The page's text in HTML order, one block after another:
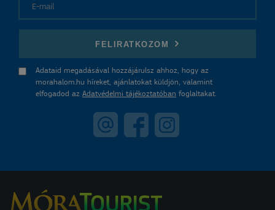
FELIRATKOZOM
Adataid megadásával hozzájárulsz ahhoz, hogy az
morahalom.hu híreket, ajánlatokat küldjön, valamint
elfogadod az Adatvédelmi tájékoztatóban foglaltakat.